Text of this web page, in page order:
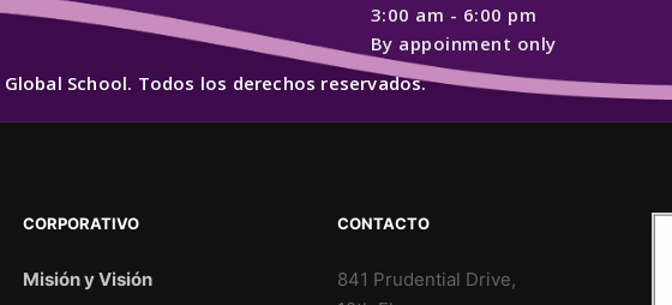
3:00 am - 6:00 pm
By appoinment only
School. Todos los derechos reservados.
CORPORATIVO
Misión y Visión
CONTACTO
841 Prudential Drive,